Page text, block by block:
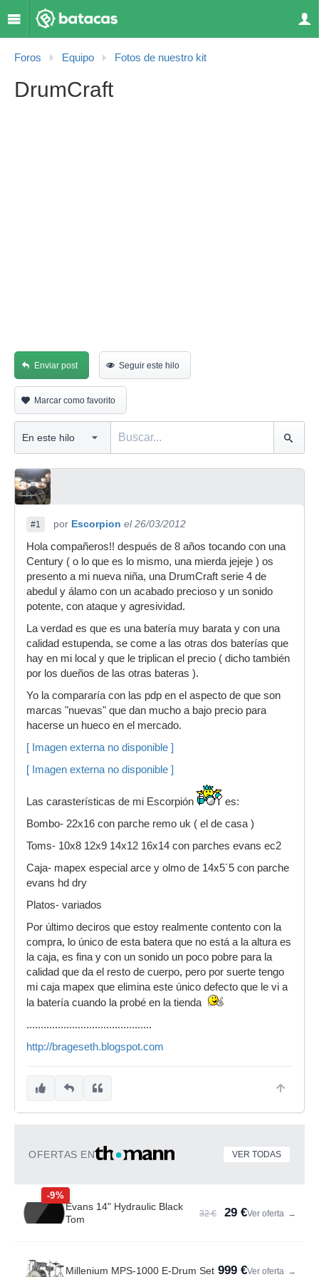
Foros Equipo Fotos de nuestro kit
DrumCraft
Enviar post Seguir este hilo
Marcar como favorito
#1 por Escorpion el 26/03/2012
Hola compañeros!! después de 8 años tocando con una
Century ( o lo que es lo mismo, una mierda jejeje ) os
presento a mi nueva niña, una DrumCraft serie 4 de
abedul y álamo con un acabado precioso y un sonido
potente, con ataque y agresividad.
La verdad es que es una batería muy barata y con una
calidad estupenda, se come a las otras dos baterías que
hay en mi local y que le triplican el precio ( dicho también
por los dueños de las otras bateras ).
Yo la compararía con las pdp en el aspecto de que son
marcas "nuevas" que dan mucho a bajo precio para
hacerse un hueco en el mercado.
[ Imagen externa no disponible ]
[ Imagen externa no disponible ]
Las carasterísticas de mi Escorpión
es:
Bombo- 22x16 con parche remo uk ( el de casa )
Toms- 10x8 12x9 14x12 16x14 con parches evans ec2
Caja- mapex especial arce y olmo de 14x5´5 con parche
evans hd dry
Platos- variados
Por último deciros que estoy realmente contento con la
compra, lo único de esta batera que no está a la altura es
la caja, es fina y con un sonido un poco pobre para la
calidad que da el resto de cuerpo, pero por suerte tengo
mi caja mapex que elimina este único defecto que le vi a
la batería cuando la probé en la tienda
............................................
http://brageseth.blogspot.com
OFERTAS EN VER TODAS
-9%
Evans 14" Hydraulic Black
Tom
32 € 29 €Ver oferta →
Millenium MPS-1000 E-Drum Set 999 €Ver oferta →